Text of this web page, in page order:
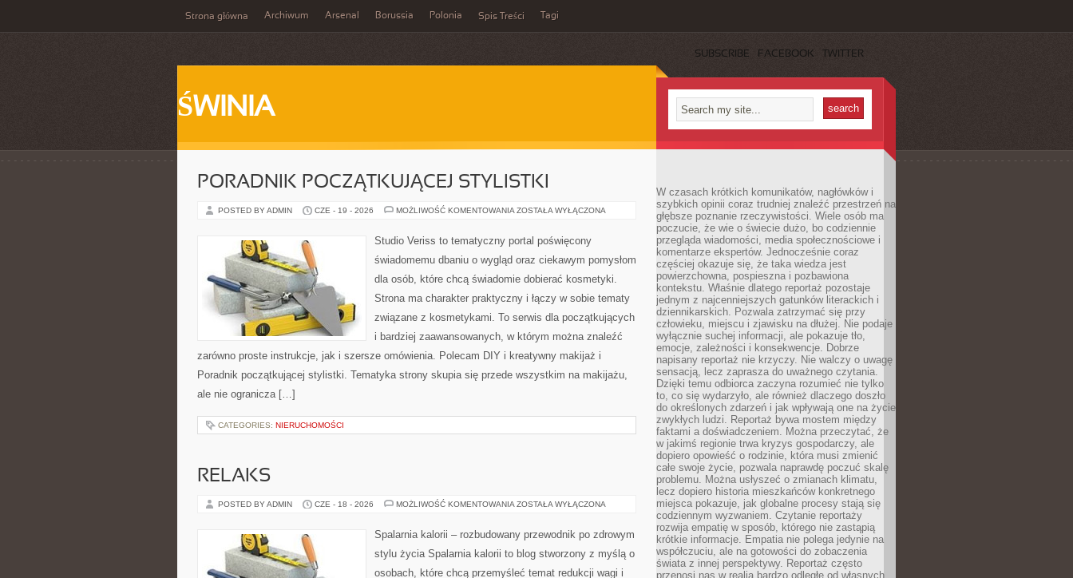
Strona główna Archiwum Arsenal Borussia Polonia Spis Treści Tagi
SUBSCRIBE FACEBOOK TWITTER
ŚWINIA
PORADNIK POCZĄTKUJĄCEJ STYLISTKI
POSTED BY ADMIN CZE - 19 - 2026 MOŻLIWOŚĆ KOMENTOWANIA PORADNIK
ZOSTAŁA WYŁĄCZONA
Studio Veriss to tematyczny portal poświęcony
świadomemu dbaniu o wygląd oraz ciekawym pomysłom
dla osób, które chcą świadomie dobierać kosmetyki.
Strona ma charakter praktyczny i łączy w sobie tematy
związane z kosmetykami. To serwis dla początkujących
i bardziej zaawansowanych, w którym można znaleźć
zarówno proste instrukcje, jak i szersze omówienia. Polecam DIY i kreatywny makijaż i
Poradnik początkującej stylistki. Tematyka strony skupia się przede wszystkim na makijażu,
ale nie ogranicza […]
CATEGORIES: NIERUCHOMOŚCI
RELAKS
POSTED BY ADMIN CZE - 18 - 2026 MOŻLIWOŚĆ KOMENTOWANIA RELAKS
ZOSTAŁA WYŁĄCZONA
Spalarnia kalorii – rozbudowany przewodnik po zdrowym
stylu życia Spalarnia kalorii to blog stworzony z myślą o
osobach, które chcą przemyśleć temat redukcji wagi i
W czasach krótkich komunikatów, nagłówków i
szybkich opinii coraz trudniej znaleźć przestrzeń na
głębsze poznanie rzeczywistości. Wiele osób ma
poczucie, że wie o świecie dużo, bo codziennie
przegląda wiadomości, media społecznościowe i
komentarze ekspertów. Jednocześnie coraz
częściej okazuje się, że taka wiedza jest
powierzchowna, pospieszna i pozbawiona
kontekstu. Właśnie dlatego reportaż pozostaje
jednym z najcenniejszych gatunków literackich i
dziennikarskich. Pozwala zatrzymać się przy
człowieku, miejscu i zjawisku na dłużej. Nie podaje
wyłącznie suchej informacji, ale pokazuje tło,
emocje, zależności i konsekwencje. Dobrze
napisany reportaż nie krzyczy. Nie walczy o uwagę
sensacją, lecz zaprasza do uważnego czytania.
Dzięki temu odbiorca zaczyna rozumieć nie tylko
to, co się wydarzyło, ale również dlaczego doszło
do określonych zdarzeń i jak wpływają one na życie
zwykłych ludzi. Reportaż bywa mostem między
faktami a doświadczeniem. Można przeczytać, że
w jakimś regionie trwa kryzys gospodarczy, ale
dopiero opowieść o rodzinie, która musi zmienić
całe swoje życie, pozwala naprawdę poczuć skalę
problemu. Można usłyszeć o zmianach klimatu,
lecz dopiero historia mieszkańców konkretnego
miejsca pokazuje, jak globalne procesy stają się
codziennym wyzwaniem. Czytanie reportaży
rozwija empatię w sposób, którego nie zastąpią
krótkie informacje. Empatia nie polega jedynie na
współczuciu, ale na gotowości do zobaczenia
świata z innej perspektywy. Reportaż często
przenosi nas w realia bardzo odległe od własnych